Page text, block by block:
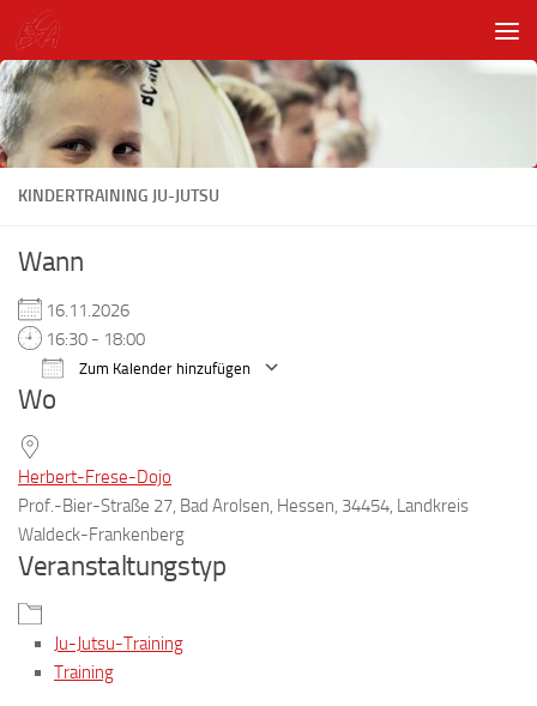
Unter dem Inhalt
KINDERTRAINING JU-JUTSU
Wann
16.11.2026
16:30 - 18:00
Zum Kalender hinzufügen
Wo
Herbert-Frese-Dojo
Prof.-Bier-Straße 27, Bad Arolsen, Hessen, 34454, Landkreis
Waldeck-Frankenberg
Veranstaltungstyp
Ju-Jutsu-Training
Training